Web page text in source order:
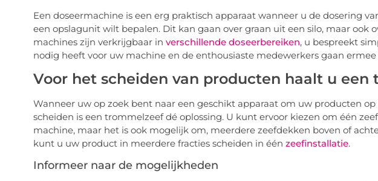
Een doseermachine is een erg praktisch apparaat wanneer u de dosering
een opslagunit wilt bepalen. Dit kan gaan over graan uit een silo, maar ook
machines zijn verkrijgbaar in verschillende doseerbereiken, u bespreekt
nodig heeft voor uw machine en de enthousiaste medewerkers gaan ermee
Voor het scheiden van producten haalt u een
Wanneer uw op zoek bent naar een geschikt apparaat om uw producten
scheiden is een trommelzeef dé oplossing. U kunt ervoor kiezen om één
machine, maar het is ook mogelijk om, meerdere zeefdekken boven of
kunt u uw product in meerdere fracties scheiden in één zeefinstallatie.
Informeer naar de mogelijkheden